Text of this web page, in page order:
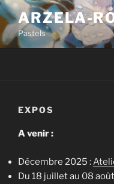
Aller
au
contenu
principal
ARZELA-
Pastels
EXPOS
A venir :
Décembre 2025 :
Du 18 juillet au 08